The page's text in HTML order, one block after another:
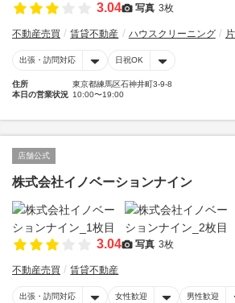
3.04 写真 3枚
不動産売買 賃貸不動産 ハウスクリーニング
出張・訪問対応 日祝OK
住所
東京都練馬区石神井町3-9-8
本日の営業状況 10:00〜19:00
店舗公式
株式会社イノベーションナイン
3.04 写真 3枚
不動産売買 賃貸不動産
出張・訪問対応 女性歓迎 男性歓迎